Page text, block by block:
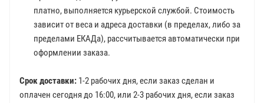
платно, выполняется курьерской службой. Стоимость
зависит от веса и адреса доставки (в пределах, либо за
пределами ЕКАДа), рассчитывается автоматически при
оформлении заказа.
Срок доставки: 1-2 рабочих дня, если заказ сделан и
оплачен сегодня до 16:00, или 2-3 рабочих дня, если заказ